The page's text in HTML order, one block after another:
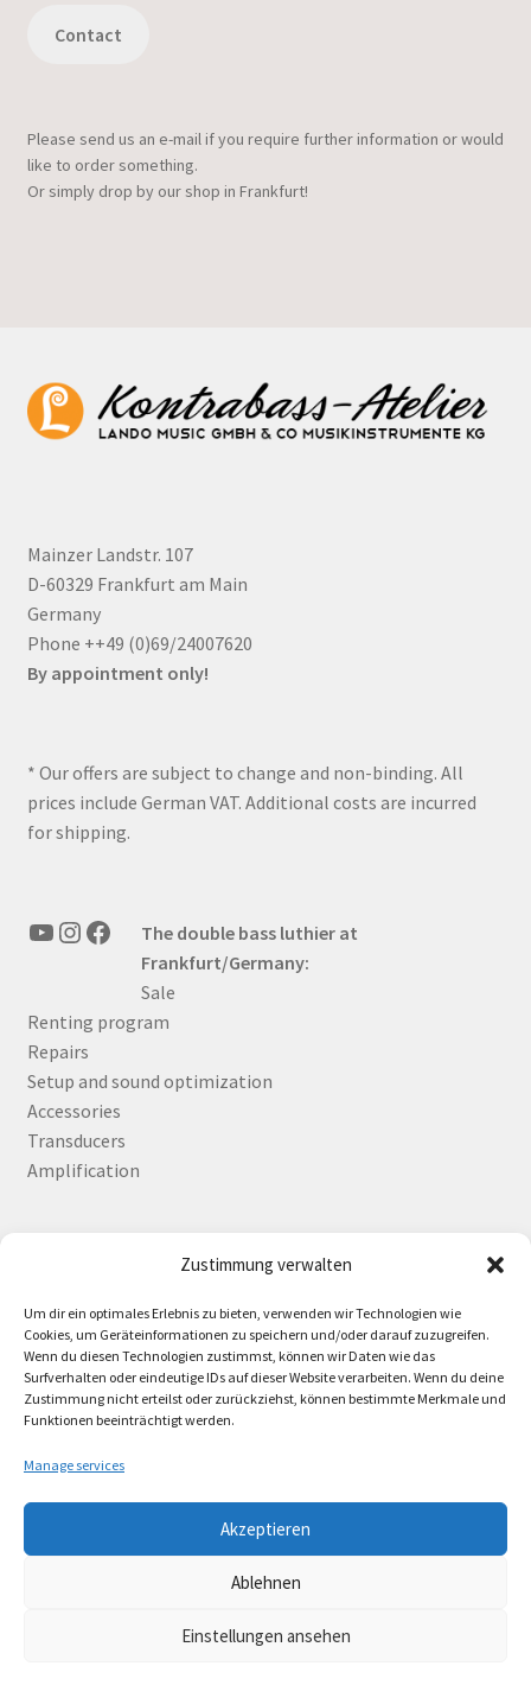
Zustimmung verwalten
Um dir ein optimales Erlebnis zu bieten, verwenden wir Technologien wie
Cookies, um Geräteinformationen zu speichern und/oder darauf zuzugreifen.
Wenn du diesen Technologien zustimmst, können wir Daten wie das
Surfverhalten oder eindeutige IDs auf dieser Website verarbeiten. Wenn du deine
Zustimmung nicht erteilst oder zurückziehst, können bestimmte Merkmale und
Funktionen beeinträchtigt werden.
Manage services
Akzeptieren
Ablehnen
Einstellungen ansehen
Contact
Please send us an e-mail if you require further information or would
like to order something.
Or simply drop by our shop in Frankfurt!
Mainzer Landstr. 107
D-60329 Frankfurt am Main
Germany
Phone ++49 (0)69/24007620
By appointment only!
* Our offers are subject to change and non-binding. All
prices include German VAT. Additional costs are incurred
for shipping.
YouTube
Instagram
FacebookThe double bass luthier at
Frankfurt/Germany:
Sale
Renting program
Repairs
Setup and sound optimization
Accessories
Transducers
Amplification
English
Contact
© Lando Music 2026
Built with WooCommerce.